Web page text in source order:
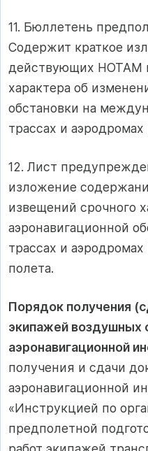
11. Бюллетень
Содержит краткое
действующих НОТАМ
характера об
обстановки на
трассах и
12. Лист
изложение
извещений срочного
аэронавигационной
трассах и
полета.
Порядок получения
экипажей воздушных
аэронавигационной
получения и сдачи
аэронавигационной
«Инструкцией по
предполетной